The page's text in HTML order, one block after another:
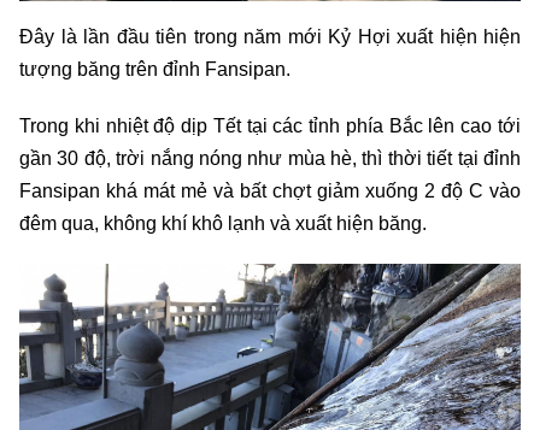
Đây là lần đầu tiên trong năm mới Kỷ Hợi xuất hiện hiện
tượng băng trên đỉnh Fansipan.
Trong khi nhiệt độ dịp Tết tại các tỉnh phía Bắc lên cao tới
gần 30 độ, trời nắng nóng như mùa hè, thì thời tiết tại đỉnh
Fansipan khá mát mẻ và bất chợt giảm xuống 2 độ C vào
đêm qua, không khí khô lạnh và xuất hiện băng.